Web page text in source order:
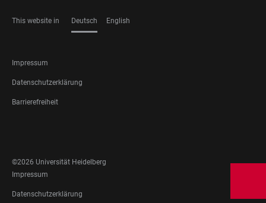
This website in Deutsch English
FOOTER
LEGAL
Impressum
Datenschutzerklärung
Barrierefreiheit
MEDIA
©2026 Universität Heidelberg
FOOTER
LEGAL
Impressum
Datenschutzerklärung